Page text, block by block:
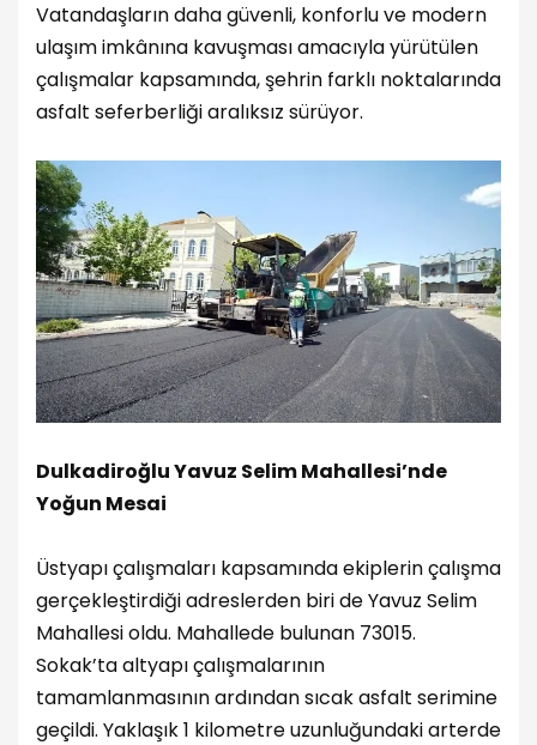
Vatandaşların daha güvenli, konforlu ve modern
ulaşım imkânına kavuşması amacıyla yürütülen
çalışmalar kapsamında, şehrin farklı noktalarında
asfalt seferberliği aralıksız sürüyor.
Dulkadiroğlu Yavuz Selim Mahallesi’nde
Yoğun Mesai
Üstyapı çalışmaları kapsamında ekiplerin çalışma
gerçekleştirdiği adreslerden biri de Yavuz Selim
Mahallesi oldu. Mahallede bulunan 73015.
Sokak’ta altyapı çalışmalarının
tamamlanmasının ardından sıcak asfalt serimine
geçildi. Yaklaşık 1 kilometre uzunluğundaki arterde